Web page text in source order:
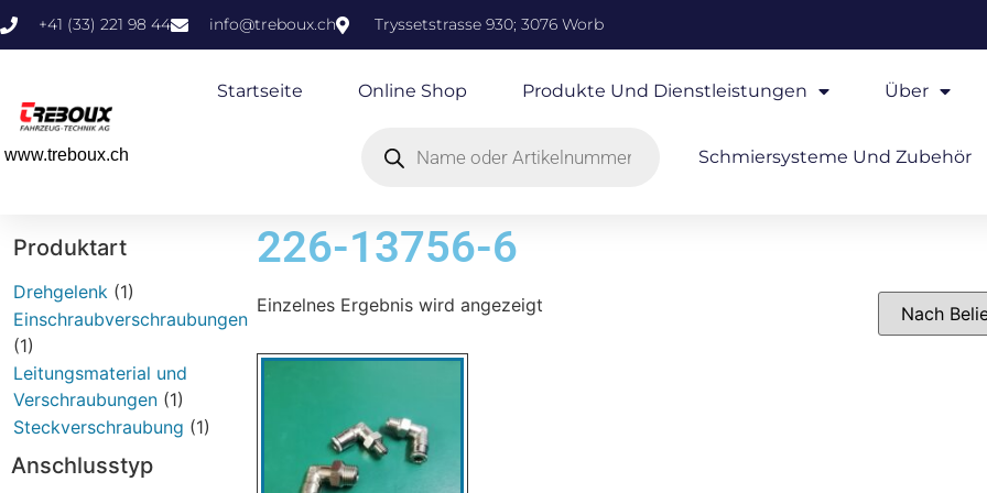
+41 (33) 221 98 44 info@treboux.ch Tryssetstrasse 930; 3076 Worb
www.treboux.ch
Startseite Online Shop Produkte Und Dienstleistungen Über
Schmiersysteme Und Zubehör
Produktart
Drehgelenk (1)
Einschraubverschraubungen
(1)
Leitungsmaterial und
Verschraubungen (1)
Steckverschraubung (1)
Anschlusstyp
226-13756-6
Einzelnes Ergebnis wird angezeigt